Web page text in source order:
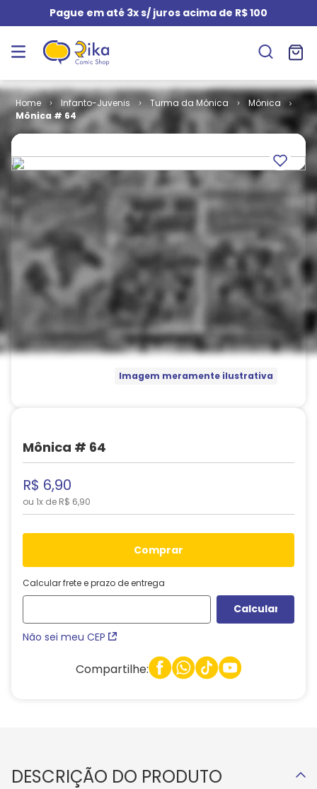
Pague em até 3x s/ juros acima de R$ 100
Infanto-Juvenis Turma da Mônica
Mônica
Mônica # 64
Imagem meramente ilustrativa
Mônica # 64
R$ 6,90
ou 1x de R$ 6,90
comprar
Calcular frete e prazo de entrega
Não sei meu CEP
Compartilhe:
DESCRIÇÃO DO PRODUTO